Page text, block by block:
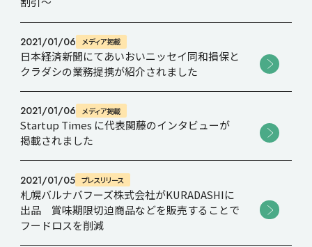
2021/01/06 メディア掲載
日本経済新聞にてあいおいニッセイ同和損保と
クラダシの業務提携が紹介されました
2021/01/06 メディア掲載
Startup Times に代表関藤のインタビューが
掲載されました
2021/01/05 プレスリリース
札幌バルナバフーズ株式会社がKURADASHIに
出品 賞味期限切迫商品などを販売することで
フードロスを削減